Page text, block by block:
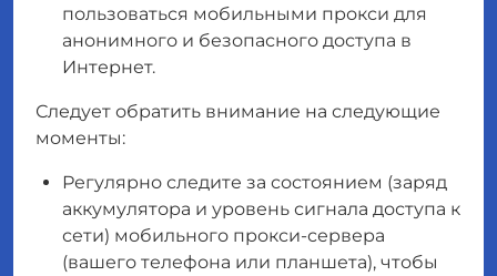
пользоваться мобильными прокси для
анонимного и безопасного доступа в
Интернет.
Следует обратить внимание на следующие
моменты:
Регулярно следите за состоянием (заряд
аккумулятора и уровень сигнала доступа к
сети) мобильного прокси-сервера
(вашего телефона или планшета), чтобы